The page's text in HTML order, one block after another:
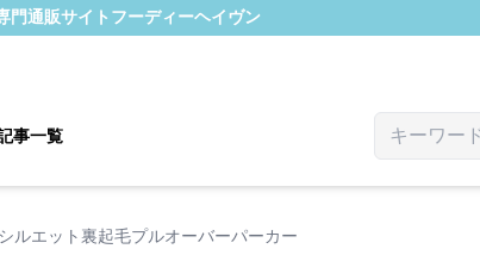
門通販サイト フーディーヘイヴン
事一覧
ルエット裏起毛プルオーバーパーカー